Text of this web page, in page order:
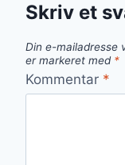
Skriv et
Din e-mailadresse
er markeret med *
Kommentar *